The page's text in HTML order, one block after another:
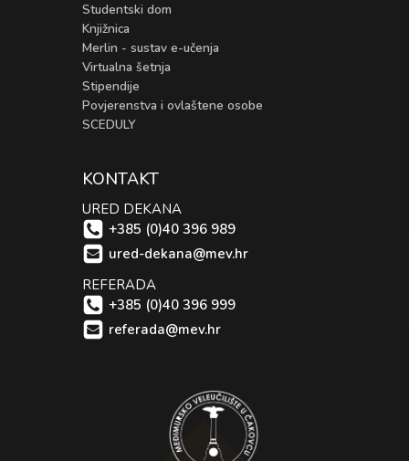
Studentski dom
Knjižnica
Merlin - sustav e-učenja
Virtualna šetnja
Stipendije
Povjerenstva i ovlaštene osobe
SCEDULY
KONTAKT
URED DEKANA
+385 (0)40 396 989
ured-dekana@mev.hr
REFERADA
+385 (0)40 396 999
referada@mev.hr